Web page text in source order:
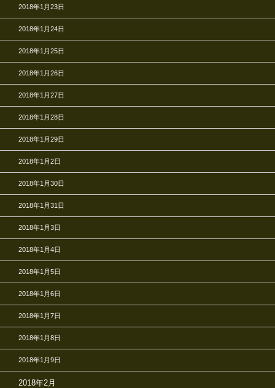
2018年1月23日
2018年1月24日
2018年1月25日
2018年1月26日
2018年1月27日
2018年1月28日
2018年1月29日
2018年1月2日
2018年1月30日
2018年1月31日
2018年1月3日
2018年1月4日
2018年1月5日
2018年1月6日
2018年1月7日
2018年1月8日
2018年1月9日
2018年2月